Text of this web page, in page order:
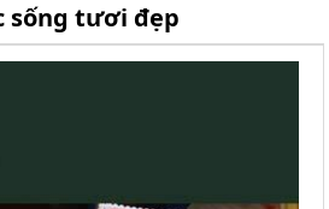
sống tươi đẹp